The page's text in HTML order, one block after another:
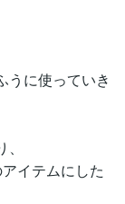
うに使っていき
イテムにした